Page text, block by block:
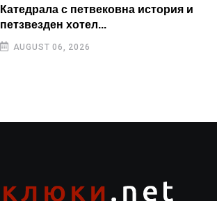
Катедрала с петвековна история и
петзвезден хотел...
AUGUST 06, 2026